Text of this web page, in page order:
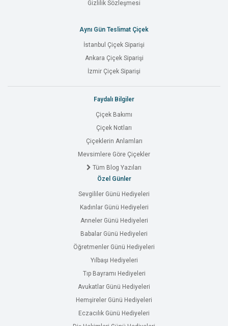
Gizlilik Sözleşmesi
Aynı Gün Teslimat Çiçek
İstanbul Çiçek Siparişi
Ankara Çiçek Siparişi
İzmir Çiçek Siparişi
Faydalı Bilgiler
Çiçek Bakımı
Çiçek Notları
Çiçeklerin Anlamları
Mevsimlere Göre Çiçekler
Tüm Blog Yazıları
Özel Günler
Sevgililer Günü Hediyeleri
Kadınlar Günü Hediyeleri
Anneler Günü Hediyeleri
Babalar Günü Hediyeleri
Öğretmenler Günü Hediyeleri
Yılbaşı Hediyeleri
Tıp Bayramı Hediyeleri
Avukatlar Günü Hediyeleri
Hemşireler Günü Hediyeleri
Eczacılık Günü Hediyeleri